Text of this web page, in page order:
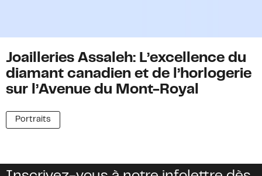
Joailleries Assaleh: L’excellence du
diamant canadien et de l’horlogerie
sur l’Avenue du Mont-Royal
Portraits